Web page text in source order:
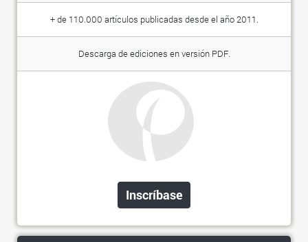
+ de 110.000 artículos publicadas desde el año 2011.
Descarga de ediciones en versión PDF.
Inscríbase